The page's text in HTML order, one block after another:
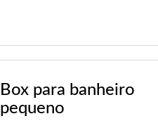
Box para banheiro
pequeno